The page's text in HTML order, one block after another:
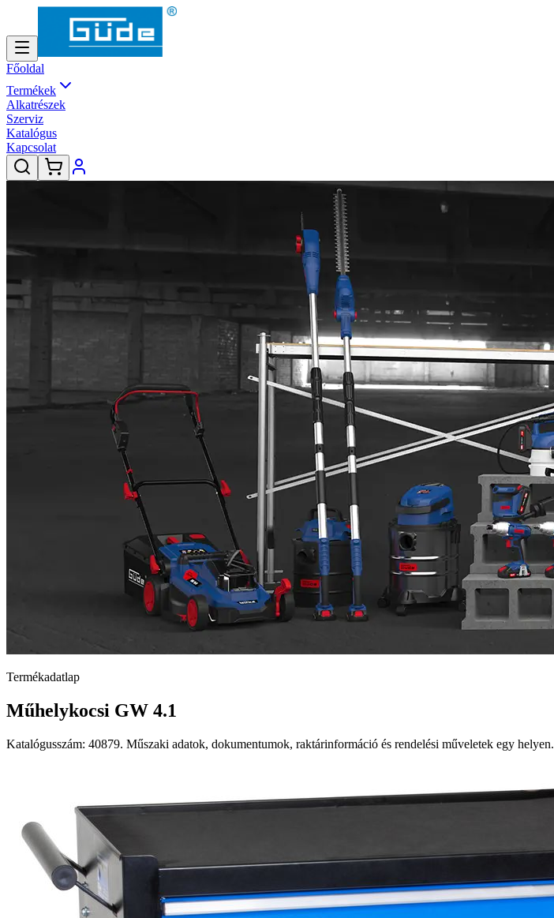
Főoldal
Termékek
Alkatrészek
Szerviz
Katalógus
Kapcsolat
Termékadatlap
Műhelykocsi GW 4.1
Katalógusszám: 40879. Műszaki adatok, dokumentumok, raktárinformáció és rendelési műveletek egy helyen.